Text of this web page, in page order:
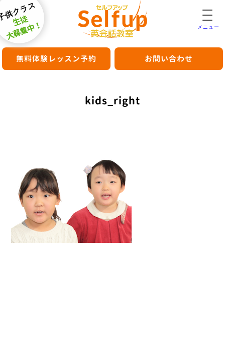
供クラス
生徒
大募集中！ メニュー
無料体験レッスン予約 お問い合わせ
kids_right